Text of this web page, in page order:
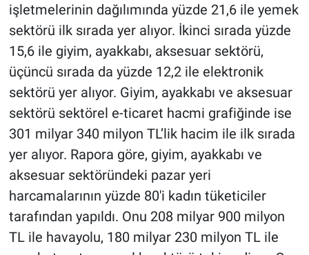
işletmelerinin dağılımında yüzde 21,6 ile yemek
sektörü ilk sırada yer alıyor. İkinci sırada yüzde
15,6 ile giyim, ayakkabı, aksesuar sektörü,
üçüncü sırada da yüzde 12,2 ile elektronik
sektörü yer alıyor. Giyim, ayakkabı ve aksesuar
sektörü sektörel e-ticaret hacmi grafiğinde ise
301 milyar 340 milyon TL’lik hacim ile ilk sırada
yer alıyor. Rapora göre, giyim, ayakkabı ve
aksesuar sektöründeki pazar yeri
harcamalarının yüzde 80'i kadın tüketiciler
tarafından yapıldı. Onu 208 milyar 900 milyon
TL ile havayolu, 180 milyar 230 milyon TL ile